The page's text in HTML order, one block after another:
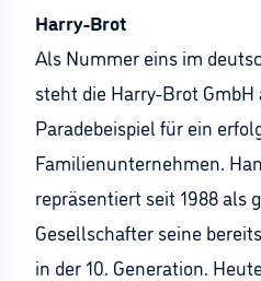
Harry-Brot
Als Nummer eins im
steht die Harry-Brot
Paradebeispiel für ein
Familienunternehmen.
repräsentiert seit 1988 als
Gesellschafter seine
in der 10. Generation.